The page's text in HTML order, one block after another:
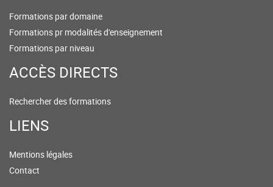
Formations par domaine
Formations pr modalités d'enseignement
Formations par niveau
ACCÈS DIRECTS
Rechercher des formations
LIENS
Mentions légales
Contact